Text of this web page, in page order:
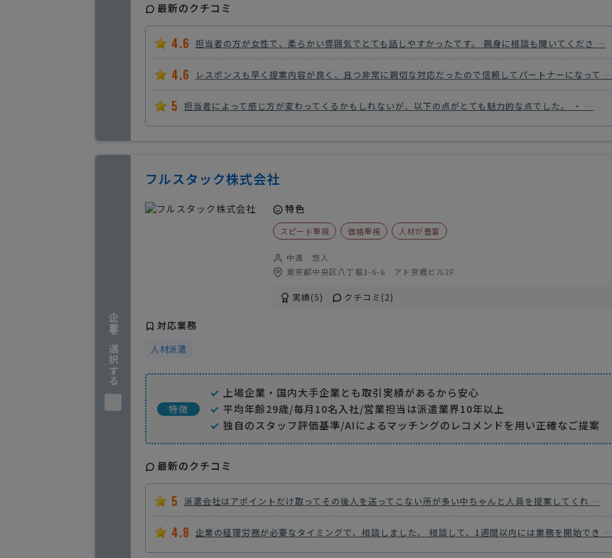
最新のクチコミ
4.6 担当者の方が女性で、柔らかい雰囲気でとても話しやすかったです。 親身に相談も聞いてくださ …
4.6 レスポンスも早く提案内容が良く、且つ非常に親切な対応だったので信頼してパートナーになって …
5 担当者によって感じ方が変わってくるかもしれないが、以下の点がとても魅力的な点でした。 ・ …
企業を選択する
フルスタック株式会社
特色
スピード重視 価格重視 人材が豊富
中満 悠人
東京都中央区八丁堀3-6-6 アド京橋ビル2F
実績(5) クチコミ(2)
対応業務
人材派遣
特徴
上場企業・国内大手企業とも取引実績があるから安心
平均年齢29歳/毎月10名入社/営業担当は派遣業界10年以上
独自のスタッフ評価基準/AIによるマッチングのレコメンドを用い正確なご提案
最新のクチコミ
5 派遣会社はアポイントだけ取ってその後人を送ってこない所が多い中ちゃんと人員を提案してくれ …
4.8 企業の経理労務が必要なタイミングで、相談しました。 相談して、1週間以内には業務を開始でき …